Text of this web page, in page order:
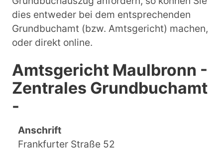
dies entweder bei dem entsprechenden
Grundbuchamt (bzw. Amtsgericht) machen,
oder direkt online.
Amtsgericht Maulbronn -
Zentrales Grundbuchamt
-
Anschrift
Frankfurter Straße 52